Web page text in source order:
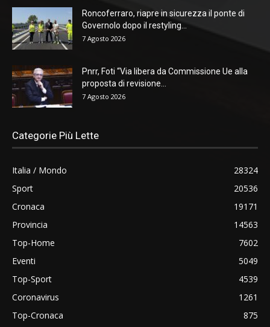
Roncoferraro, riapre in sicurezza il ponte di
Governolo dopo il restyling...
7 Agosto 2026
Pnrr, Foti “Via libera da Commissione Ue alla
proposta di revisione...
7 Agosto 2026
Categorie Più Lette
Italia / Mondo
28324
Sport
20536
Cronaca
19171
Provincia
14563
Top-Home
7602
Eventi
5049
Top-Sport
4539
Coronavirus
1261
Top-Cronaca
875